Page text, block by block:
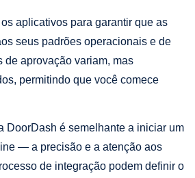
aplicativos para garantir que as
seus padrões operacionais e de
de aprovação variam, mas
permitindo que você comece
DoorDash é semelhante a iniciar um
— a precisão e a atenção aos
de integração podem definir o